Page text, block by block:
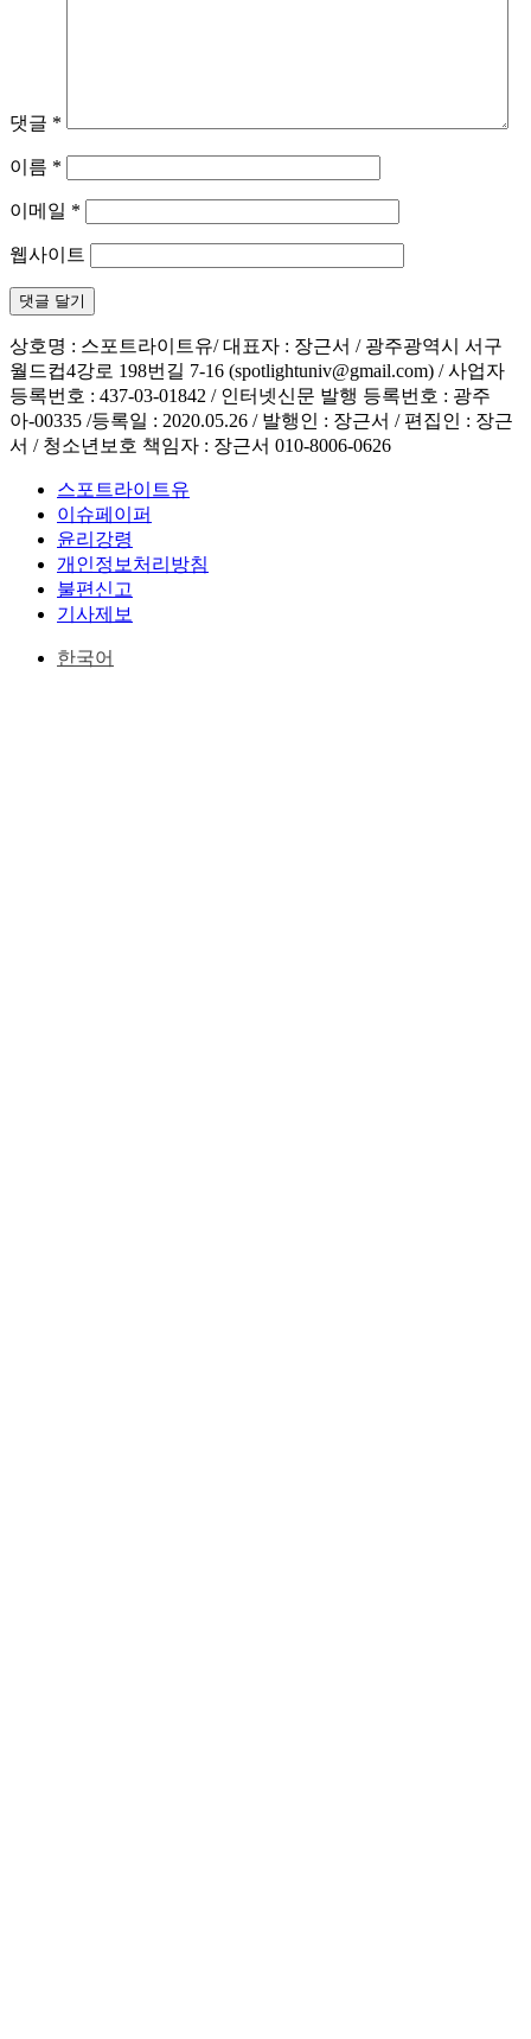
댓글 *
이름 *
이메일 *
웹사이트
상호명 : 스포트라이트유/ 대표자 : 장근서 / 광주광역시 서구
월드컵4강로 198번길 7-16 (spotlightuniv@gmail.com) / 사업자
등록번호 : 437-03-01842 / 인터넷신문 발행 등록번호 : 광주
아-00335 /등록일 : 2020.05.26 / 발행인 : 장근서 / 편집인 : 장근
서 / 청소년보호 책임자 : 장근서 010-8006-0626
스포트라이트유
이슈페이퍼
윤리강령
개인정보처리방침
불편신고
기사제보
한국어